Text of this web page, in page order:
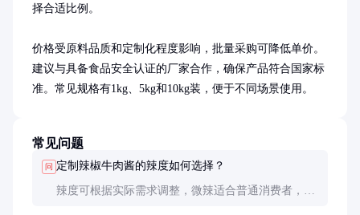
择合适比例。
价格受原料品质和定制化程度影响，批量采购可降低单价。
建议与具备食品安全认证的厂家合作，确保产品符合国家标
准。常见规格有1kg、5kg和10kg装，便于不同场景使用。
常见问题
问 定制辣椒牛肉酱的辣度如何选择？
辣度可根据实际需求调整，微辣适合普通消费者，中